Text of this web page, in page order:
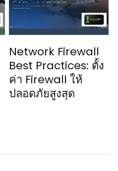
Network Firewall
Best Practices: ตั้ง
ค่า Firewall ให้
ปลอดภัยสูงสุด